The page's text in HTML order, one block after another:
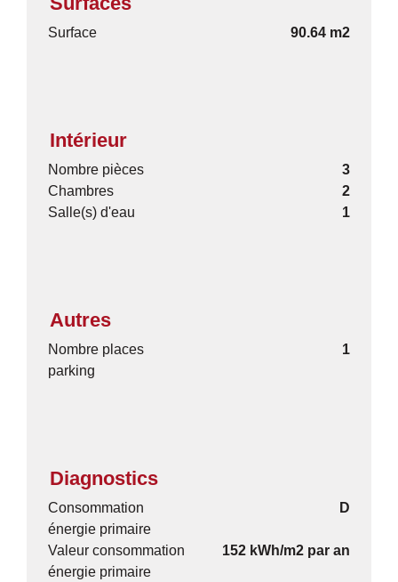
Surface 90.64 m2
Intérieur
Nombre pièces
3
Chambres
2
Salle(s) d'eau
1
Autres
Nombre places
parking
1
Diagnostics
Consommation
énergie primaire
D
Valeur consommation
énergie primaire
152 kWh/m2 par an